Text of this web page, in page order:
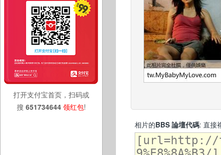
打开支付宝首页，扫码或
搜 651734644 领红包!
相片的BBS 論壇代碼: 直接